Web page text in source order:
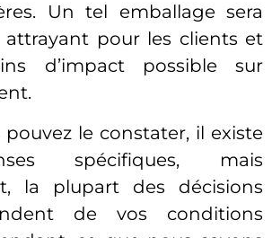
Un tel emballage sera
pour les clients et
d’impact possible sur
le constater, il existe
spécifiques, mais
la plupart des décisions
de vos conditions